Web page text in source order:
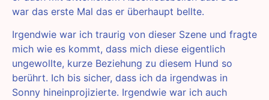
war das erste Mal das er überhaupt bellte.
Irgendwie war ich traurig von dieser Szene und fragte
mich wie es kommt, dass mich diese eigentlich
ungewollte, kurze Beziehung zu diesem Hund so
berührt. Ich bis sicher, dass ich da irgendwas in
Sonny hineinprojizierte. Irgendwie war ich auch